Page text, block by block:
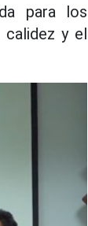
para los
calidez y el